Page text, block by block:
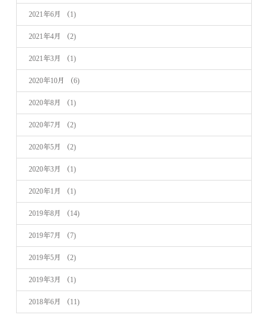
2021年6月 （1)
2021年4月 （2)
2021年3月 （1)
2020年10月 （6)
2020年8月 （1)
2020年7月 （2)
2020年5月 （2)
2020年3月 （1)
2020年1月 （1)
2019年8月 （14)
2019年7月 （7)
2019年5月 （2)
2019年3月 （1)
2018年6月 （11)